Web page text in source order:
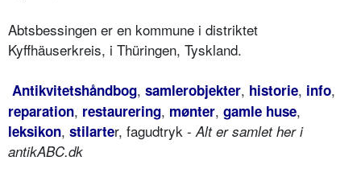
Abtsbessingen er en kommune i distriktet
Kyffhäuserkreis, i Thüringen, Tyskland.
Antikvitetshåndbog, samlerobjekter, historie, info,
reparation, restaurering, mønter, gamle huse,
leksikon, stilarter, fagudtryk - Alt er samlet her i
antikABC.dk